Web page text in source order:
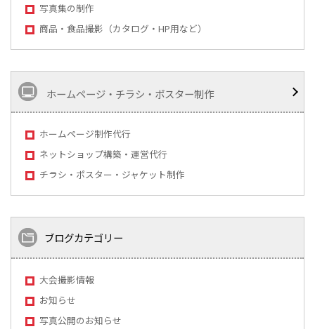
写真集の制作
商品・食品撮影（カタログ・HP用など）
ホームページ・チラシ・ポスター制作
ホームページ制作代行
ネットショップ構築・運営代行
チラシ・ポスター・ジャケット制作
ブログカテゴリー
大会撮影情報
お知らせ
写真公開のお知らせ